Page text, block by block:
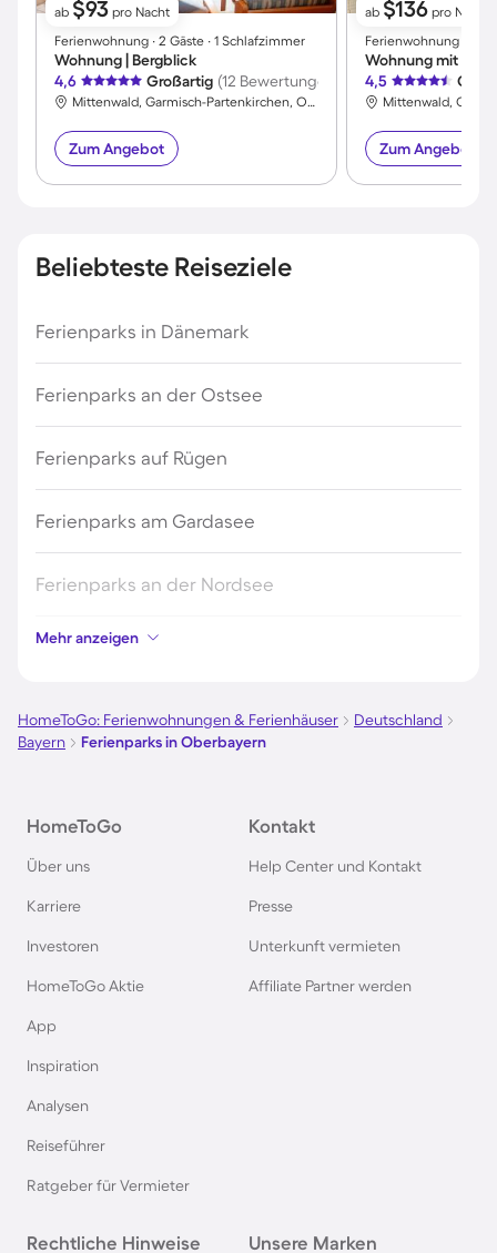
ab $93 pro Nacht
Ferienwohnung ∙ 2 Gäste ∙ 1 Schlafzimmer
Wohnung | Bergblick
4,6
Großartig (12 Bewertungen)
Mittenwald, Garmisch-Partenkirchen, Oberbayern
Zum Angebot
ab $136 pro Nacht
Ferienwohnung ∙ 3
Wohnung mit Pool
4,5
Zum Angebot
Beliebteste Reiseziele
Ferienparks in Dänemark
Ferienparks an der Ostsee
Ferienparks auf Rügen
Ferienparks am Gardasee
Ferienparks an der Nordsee
Ferienparks in Kroatien
Ferienparks in Österreich
Ferienparks auf Usedom
Ferienparks auf Texel
Ferienparks in Schweden
Ferienparks in Holland
Seenplatte
Mehr anzeigen
HomeToGo: Ferienwohnungen & Ferienhäuser
Deutschland
Bayern
Ferienparks in Oberbayern
HomeToGo
Über uns
Karriere
Investoren
HomeToGo Aktie
App
Inspiration
Analysen
Reiseführer
Ratgeber für Vermieter
Kontakt
Help Center und Kontakt
Presse
Unterkunft vermieten
Affiliate Partner werden
Rechtliche Hinweise Unsere Marken